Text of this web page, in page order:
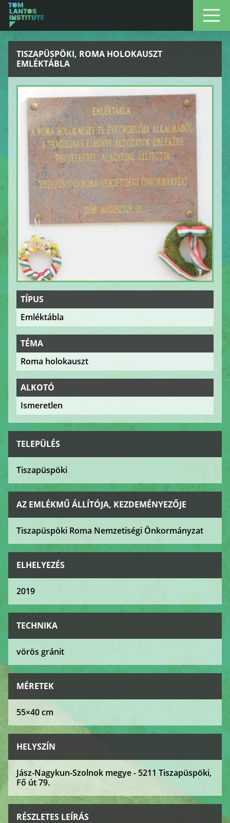
TISZAPÜSPÖKI, ROMA HOLOKAUSZT
EMLÉKTÁBLA
TÍPUS
Emléktábla
TÉMA
Roma holokauszt
ALKOTÓ
Ismeretlen
TELEPÜLÉS
Tiszapüspöki
AZ EMLÉKMŰ ÁLLÍTÓJA, KEZDEMÉNYEZŐJE
Tiszapüspöki Roma Nemzetiségi Önkormányzat
ELHELYEZÉS
2019
TECHNIKA
vörös gránit
MÉRETEK
55×40 cm
HELYSZÍN
Jász-Nagykun-Szolnok megye - 5211 Tiszapüspöki,
Fő út 79.
RÉSZLETES LEÍRÁS